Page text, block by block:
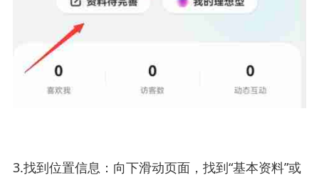
3.找到位置信息：向下滑动页面，找到“基本资料”或